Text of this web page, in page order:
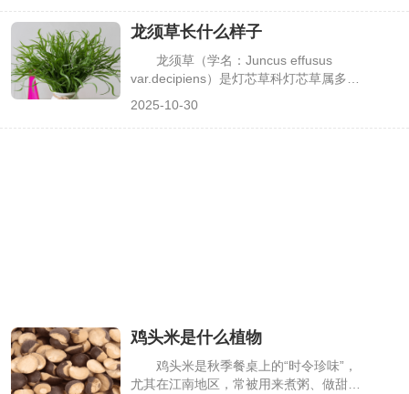
取决于品种、成熟度，且食用前需注意处
理方式。明确这些关键信息，既能避免误
食不适，也能合理利用可食用的芭蕉果，
下面详细介绍相关要点。
龙须草长什么样子
龙须草（学名：Juncus effusus
var.decipiens）是灯芯草科灯芯草属多年
生草本植物，因叶片细长柔软、形似“龙
缀或盆栽观赏。但很多人对它的外形认知
2025-10-30
鸡头米是什么植物
鸡头米是秋季餐桌上的“时令珍味”，
尤其在江南地区，常被用来煮粥、做甜